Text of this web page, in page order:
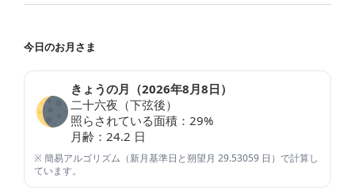
今日のお月さま
きょうの月（2026年8月8日 ）
二十六夜（下弦後）
照らされている面積： 29%
月齢： 24.2 日
※ 簡易アルゴリズム（新月基準日と朔望月 29.53059 日）で計算し
ています。